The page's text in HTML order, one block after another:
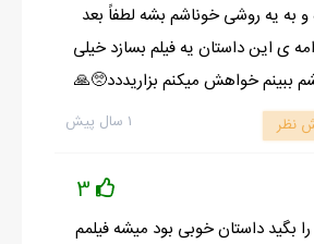
و به یه روشی خوناشم بشه لطفاً بعد
ی این داستان یه فیلم بسازد خیلی
ببینم خواهش میکنم بزاریددد🥺🙏
۱ سال پیش نظر
3
را بگید داستان خوبی بود میشه فیلمم